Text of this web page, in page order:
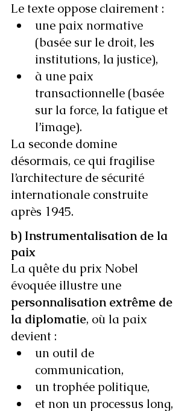
Le texte oppose clairement :
une paix normative
(basée sur le droit, les
institutions, la justice),
à une paix
transactionnelle (basée
sur la force, la fatigue et
l’image).
La seconde domine
désormais, ce qui fragilise
l’architecture de sécurité
internationale construite
après 1945.
b) Instrumentalisation de la
paix
La quête du prix Nobel
évoquée illustre une
personnalisation extrême de
la diplomatie, où la paix
devient :
un outil de
communication,
un trophée politique,
et non un processus long,